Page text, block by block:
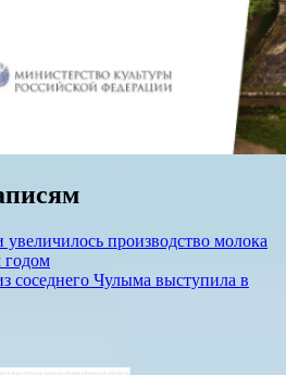
производство молока
Чулыма выступила в